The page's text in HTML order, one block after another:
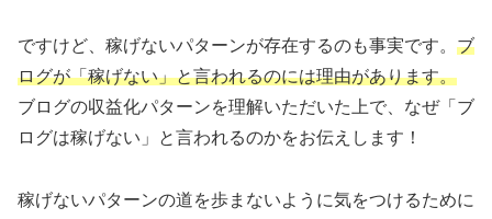
ですけど、稼げないパターンが存在するのも事実です。 ブ
ログが「稼げない」と言われるのには理由があります。
ブログの収益化パターンを理解いただいた上で、なぜ「ブ
ログは稼げない」と言われるのかをお伝えします！
稼げないパターンの道を歩まないように気をつけるために